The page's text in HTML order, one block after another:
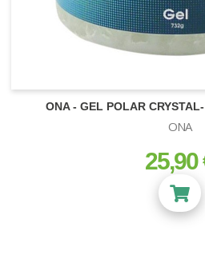
ONA - GEL POLAR
ONA
prix
25,90